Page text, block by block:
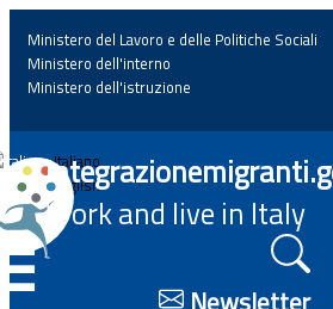
Home
News
Highlights
Ministero del Lavoro e delle Politiche Sociali
Ministero dell'interno
Ministero dell'istruzione
Italiano
English
Work and live in Italy